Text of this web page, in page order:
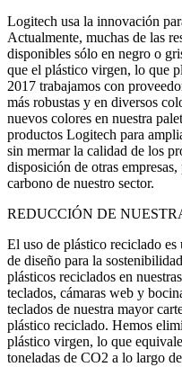
Logitech usa la innovación
Actualmente, muchas de las
disponibles sólo en negro o
que el plástico virgen, lo que
2017 trabajamos con
más robustas y en diversos
nuevos colores en nuestra
productos Logitech para
sin mermar la calidad de los
disposición de otras
carbono de nuestro sector.
REDUCCIÓN DE
El uso de plástico reciclado
de diseño para la
plásticos reciclados en
teclados, cámaras web y
teclados de nuestra mayor
plástico reciclado. Hemos
plástico virgen, lo que
toneladas de CO2 a lo largo